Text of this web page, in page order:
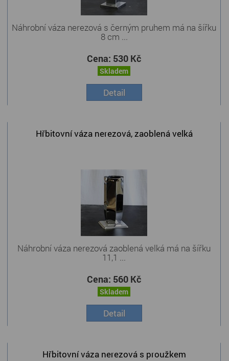
Náhrobní váza nerezová s černým pruhem má na šířku
8 cm ...
Cena: 530 Kč
Skladem
Detail
Hřbitovní váza nerezová, zaoblená velká
Náhrobní váza nerezová zaoblená velká má na šířku
11,1 ...
Cena: 560 Kč
Skladem
Detail
Hřbitovní váza nerezová s proužkem